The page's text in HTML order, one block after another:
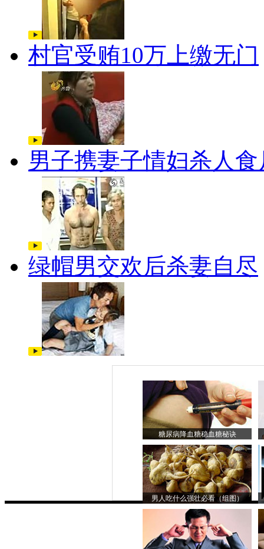
村官受贿10万上缴无门
男子携妻子情妇杀人食
绿帽男交欢后杀妻自尽
糖尿病降血糖稳血糖秘诀
男人吃什么强壮必看（组图）